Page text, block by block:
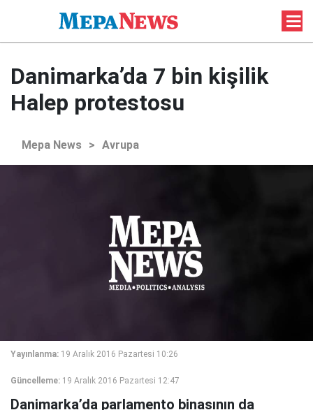
Danimarka’da 7 bin kişilik
Halep protestosu
Mepa News > Avrupa
Yayınlanma: 19 Aralık 2016 Pazartesi 10:26
Güncelleme: 19 Aralık 2016 Pazartesi 12:47
Danimarka’da parlamento binasının da